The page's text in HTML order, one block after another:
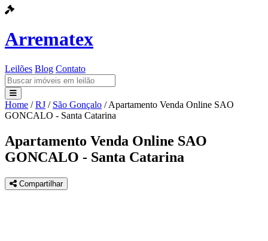
Arrematex
Leilões Blog Contato
Leilões
Blog
Contato
Home / RJ / São Gonçalo / Apartamento Venda Online SAO
GONCALO - Santa Catarina
Apartamento Venda Online SAO
GONCALO - Santa Catarina
Compartilhar